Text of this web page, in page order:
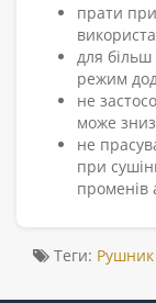
прати
для більш
режим
не
може
не
при
променів
Теги: